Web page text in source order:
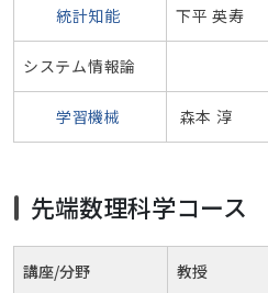
統計知能 下平 英寿
システム情報論
学習機械 森本 淳
先端数理科学コース
講座/分野 教授